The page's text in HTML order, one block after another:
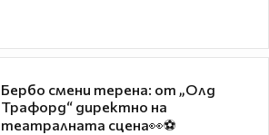
Бербо смени терена: от „Олд
Трафорд“ директно на
театралната сцена👀⚽